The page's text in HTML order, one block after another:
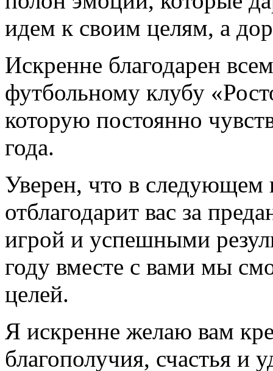
идем к своим целям, а
Искренне благодарен
футбольному клубу
которую постоянно
года.
Уверен, что в следующем
отблагодарит вас за
игрой и успешными
году вместе с вами мы
целей.
Я искренне желаю вам
благополучия, счастья